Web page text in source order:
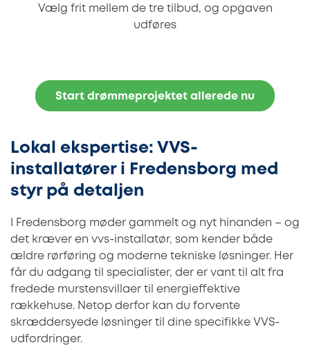
Vælg frit mellem de tre tilbud, og opgaven
udføres
Start drømmeprojektet allerede nu
Lokal ekspertise: VVS-
installatører i Fredensborg med
styr på detaljen
I Fredensborg møder gammelt og nyt hinanden – og
det kræver en vvs-installatør, som kender både
ældre rørføring og moderne tekniske løsninger. Her
får du adgang til specialister, der er vant til alt fra
fredede murstensvillaer til energieffektive
rækkehuse. Netop derfor kan du forvente
skræddersyede løsninger til dine specifikke VVS-
udfordringer.